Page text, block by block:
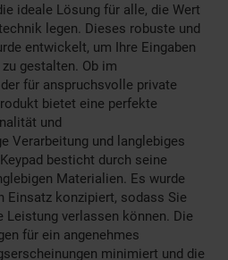
ideale Lösung für alle, die Wert
legen. Dieses robuste und
entwickelt, um Ihre Eingaben
gestalten. Ob im
für anspruchsvolle private
bietet eine perfekte
und
Verarbeitung und langlebiges
besticht durch seine
Materialien. Es wurde
Einsatz konzipiert, sodass Sie
Leistung verlassen können. Die
für ein angenehmes
minimiert und die